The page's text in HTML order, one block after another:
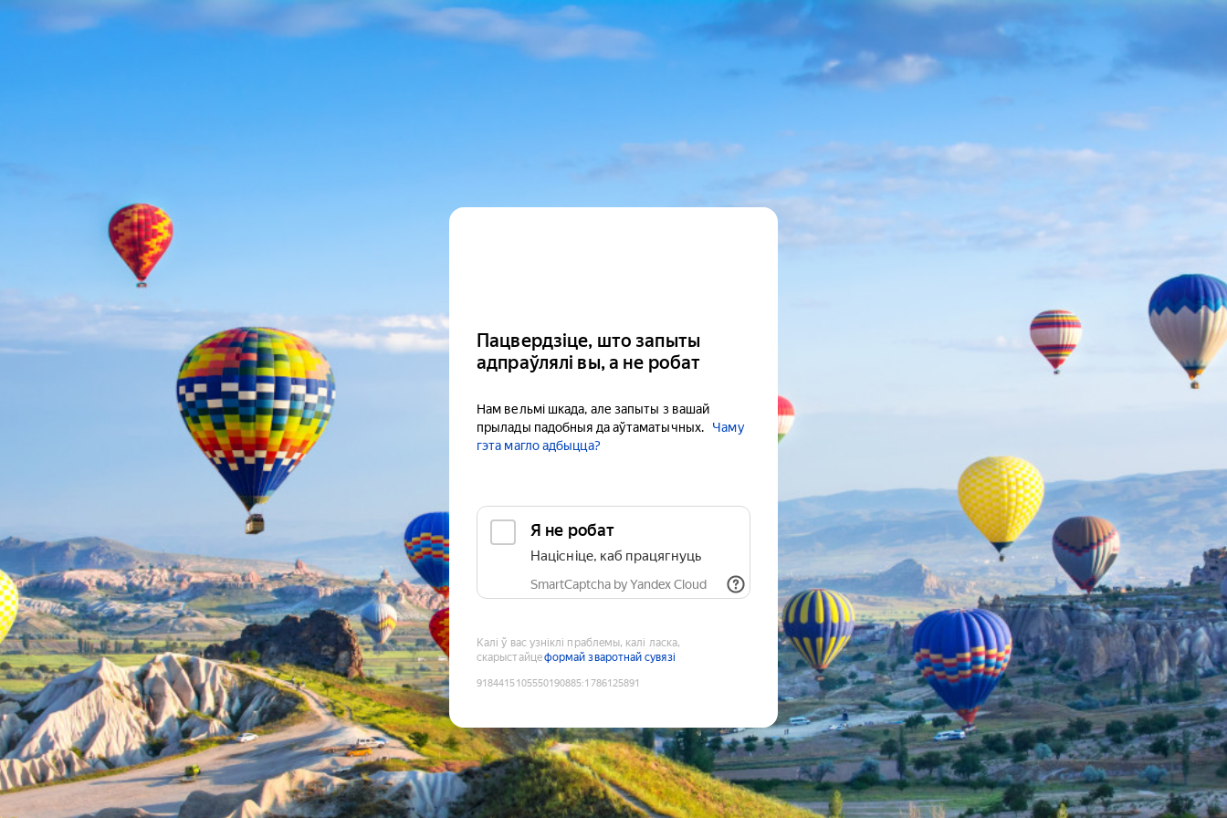
Пацвердзіце, што запыты
адпраўлялі вы, а не робат
Нам вельмі шкада, але запыты з вашай
прылады падобныя да аўтаматычных.
Чаму
гэта магло адбыцца?
Я не робат
Націсніце, каб працягнуць
SmartCaptcha by Yandex Cloud
Калі ў вас узніклі праблемы, калі ласка,
скарыстайцеформай зваротнай сувязі
9184415105550190885:1786125891